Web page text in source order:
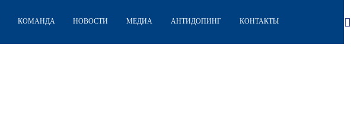
КОМАНДА НОВОСТИ МЕДИА АНТИДОПИНГ КОНТАКТЫ